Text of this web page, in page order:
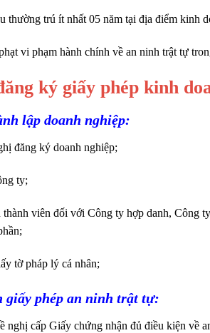
thường trú ít nhất 05 năm tại địa điểm kinh
vi phạm hành chính về an ninh trật tự
ký giấy phép kinh
lập doanh nghiệp:
đăng ký doanh nghiệp;
ty;
thành viên đối với Công ty hợp danh, Công
tờ pháp lý cá nhân;
giấy phép an ninh trật tự:
nghị cấp Giấy chứng nhận đủ điều kiện về